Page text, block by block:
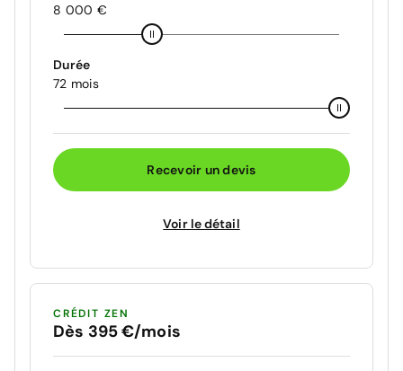
8 000 €
Durée
72 mois
Recevoir un devis
Voir le détail
CRÉDIT ZEN
Dès 395 €/mois